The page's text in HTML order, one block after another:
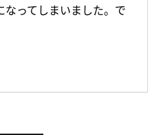
ってしまいました。で